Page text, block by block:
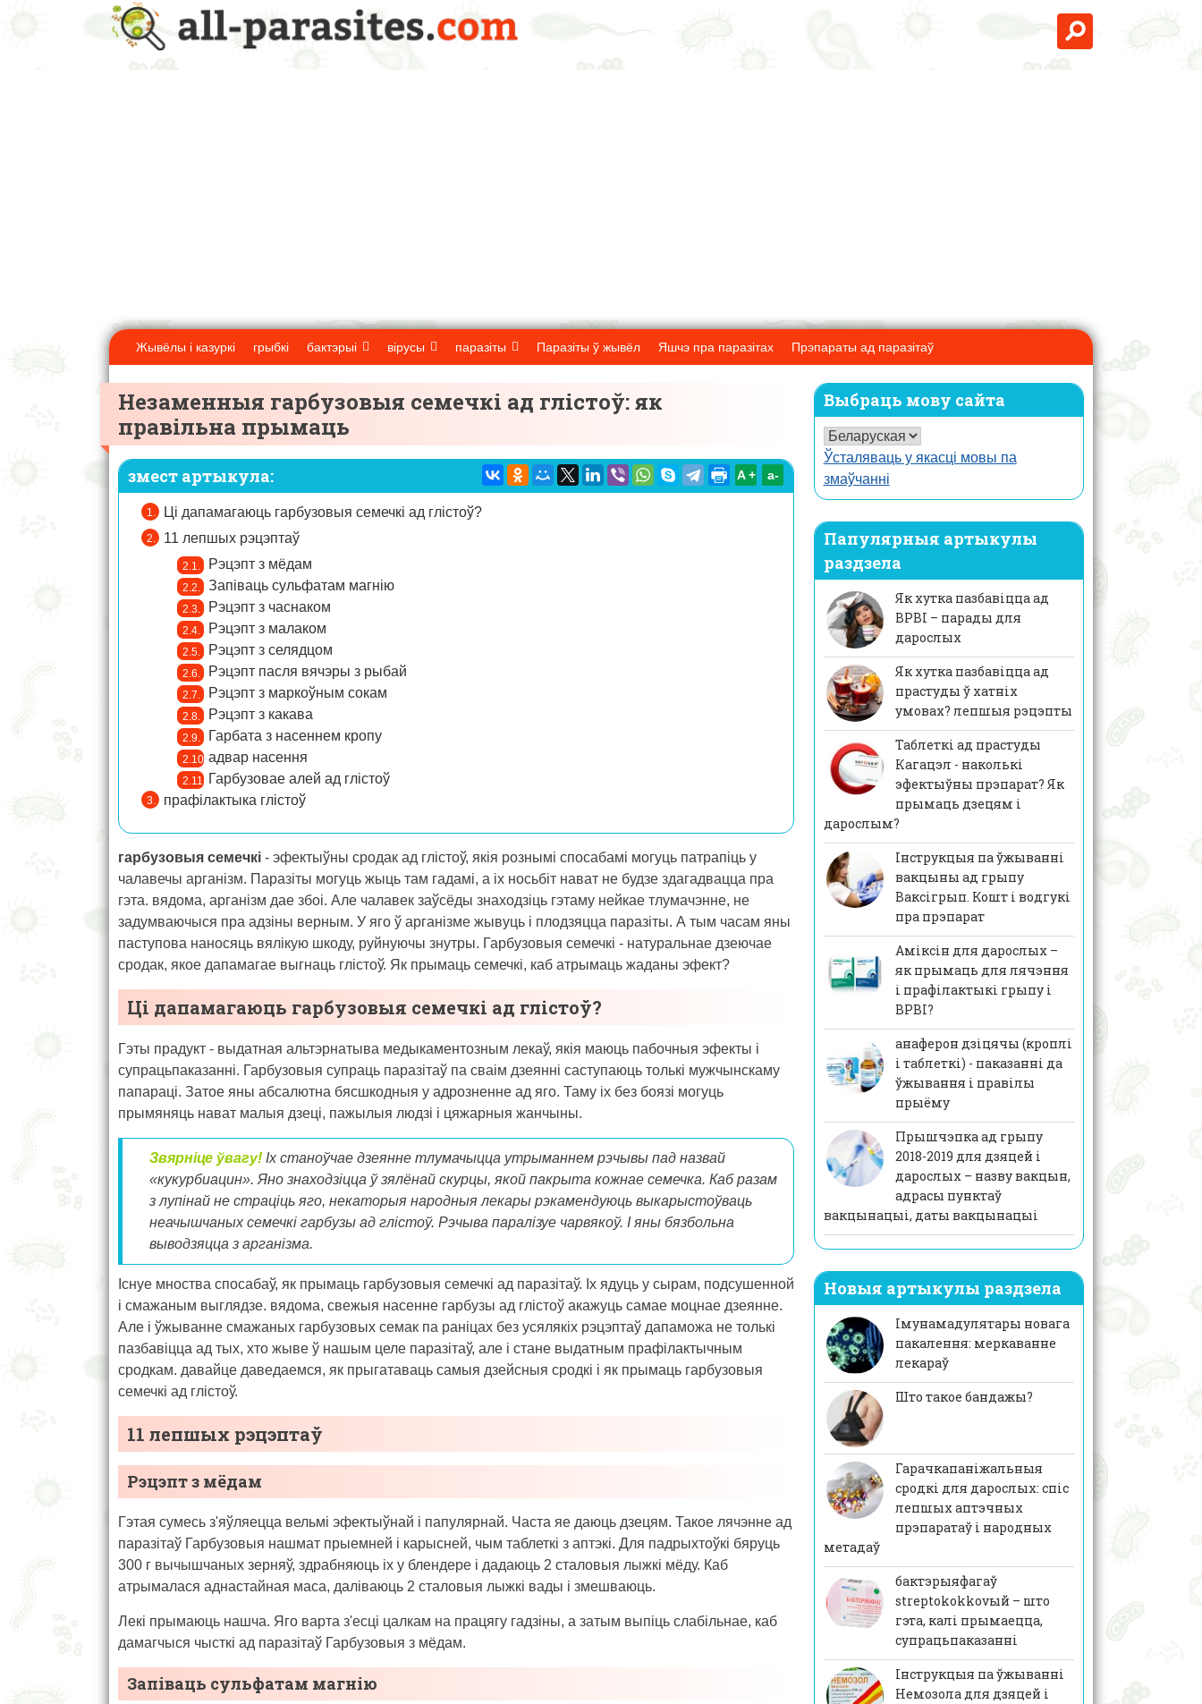
Жывёлы і казуркі грыбкі бактэрыі вірусы паразіты Паразіты ў жывёл Яшчэ пра паразітах Прэпараты ад паразітаў
Незаменныя гарбузовыя семечкі ад глістоў: як
правільна прымаць
змест артыкула:
Ці дапамагаюць гарбузовыя семечкі ад глістоў?
11 лепшых рэцэптаў
Рэцэпт з мёдам
Запіваць сульфатам магнію
Рэцэпт з часнаком
Рэцэпт з малаком
Рэцэпт з селядцом
Рэцэпт пасля вячэры з рыбай
Рэцэпт з маркоўным сокам
Рэцэпт з какава
Гарбата з насеннем кропу
адвар насення
Гарбузовае алей ад глістоў
прафілактыка глістоў
A + а-
гарбузовыя семечкі - эфектыўны сродак ад глістоў, якія рознымі спосабамі могуць патрапіць у
чалавечы арганізм. Паразіты могуць жыць там гадамі, а іх носьбіт нават не будзе здагадвацца пра
гэта. вядома, арганізм дае збоі. Але чалавек заўсёды знаходзіць гэтаму нейкае тлумачэнне, не
задумваючыся пра адзіны верным. У яго ў арганізме жывуць і плодзяцца паразіты. А тым часам яны
паступова наносяць вялікую шкоду, руйнуючы знутры. Гарбузовыя семечкі - натуральнае дзеючае
сродак, якое дапамагае выгнаць глістоў. Як прымаць семечкі, каб атрымаць жаданы эфект?
Ці дапамагаюць гарбузовыя семечкі ад глістоў?
Гэты прадукт - выдатная альтэрнатыва медыкаментозным лекаў, якія маюць пабочныя эфекты і
супрацьпаказанні. Гарбузовыя супраць паразітаў па сваім дзеянні саступаюць толькі мужчынскаму
папараці. Затое яны абсалютна бясшкодныя у адрозненне ад яго. Таму іх без боязі могуць
прымяняць нават малыя дзеці, пажылыя людзі і цяжарныя жанчыны.
Звярніце ўвагу! Іх станоўчае дзеянне тлумачыцца утрыманнем рэчывы пад назвай
«кукурбиацин». Яно знаходзіцца ў зялёнай скурцы, якой пакрыта кожнае семечка. Каб разам
з лупінай не страціць яго, некаторыя народныя лекары рэкамендуюць выкарыстоўваць
неачышчаных семечкі гарбузы ад глістоў. Рэчыва паралізуе чарвякоў. І яны бязбольна
выводзяцца з арганізма.
Існуе мноства спосабаў, як прымаць гарбузовыя семечкі ад паразітаў. Іх ядуць у сырам, подсушенной
і смажаным выглядзе. вядома, свежыя насенне гарбузы ад глістоў акажуць самае моцнае дзеянне.
Але і ўжыванне смажаных гарбузовых семак па раніцах без усялякіх рэцэптаў дапаможа не толькі
пазбавіцца ад тых, хто жыве ў нашым целе паразітаў, але і стане выдатным прафілактычным
сродкам. давайце даведаемся, як прыгатаваць самыя дзейсныя сродкі і як прымаць гарбузовыя
семечкі ад глістоў.
11 лепшых рэцэптаў
Рэцэпт з мёдам
Гэтая сумесь з'яўляецца вельмі эфектыўнай і папулярнай. Часта яе даюць дзецям. Такое лячэнне ад
паразітаў Гарбузовыя нашмат прыемней і карысней, чым таблеткі з аптэкі. Для падрыхтоўкі бяруць
300 г вычышчаных зерняў, здрабняюць іх у блендере і дадаюць 2 сталовыя лыжкі мёду. Каб
атрымалася аднастайная маса, даліваюць 2 сталовыя лыжкі вады і змешваюць.
Лекі прымаюць нашча. Яго варта з'есці цалкам на працягу гадзіны, а затым выпіць слабільнае, каб
дамагчыся чысткі ад паразітаў Гарбузовыя з мёдам.
Запіваць сульфатам магнію
Выбраць мову сайта
Ўсталяваць у якасці мовы па
змаўчанні
Папулярныя артыкулы
раздзела
Як хутка пазбавіцца ад
ВРВІ – парады для
дарослых
Як хутка пазбавіцца ад
прастуды ў хатніх
умовах? лепшыя рэцэпты
Таблеткі ад прастуды
Кагацэл - наколькі
эфектыўны прэпарат? Як
прымаць дзецям і
дарослым?
Інструкцыя па ўжыванні
вакцыны ад грыпу
Ваксігрып. Кошт і водгукі
пра прэпарат
Аміксін для дарослых –
як прымаць для лячэння
і прафілактыкі грыпу і
ВРВІ?
анаферон дзіцячы (кроплі
і таблеткі) - паказанні да
ўжывання і правілы
прыёму
Прышчэпка ад грыпу
2018-2019 для дзяцей і
дарослых – назву вакцын,
адрасы пунктаў
вакцынацыі, даты вакцынацыі
Новыя артыкулы раздзела
Імунамадулятары новага
пакалення: меркаванне
лекараў
Што такое бандажы?
Гарачкапаніжальныя
сродкі для дарослых: спіс
лепшых аптэчных
прэпаратаў і народных
метадаў
бактэрыяфагаў
streptokokkovый – што
гэта, калі прымаецца,
супрацьпаказанні
Інструкцыя па ўжыванні
Немозола для дзяцей і